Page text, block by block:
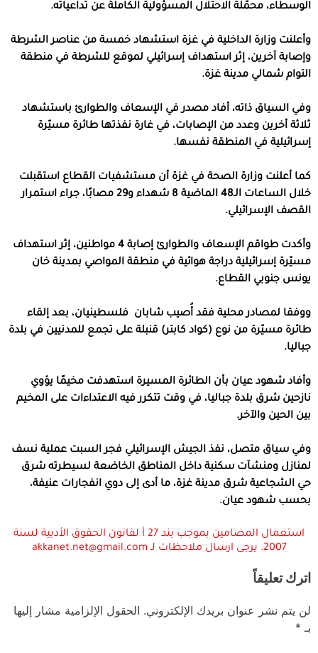
الوسطاء، محمّلة الاحتلال المسؤولية الكاملة عن تداعياته.
وأعلنت وزارة الداخلية في غزة استشهاد خمسة من عناصر الشرطة
وإصابة آخرين، إثر استهداف إسرائيلي لموقع للشرطة في منطقة
التوام شمالي مدينة غزة.
وفي السياق ذاته، أفاد مصدر في الإسعاف والطوارئ باستشهاد
ثلاثة أخرين وعدد من الإصابات، في غارة نفذتها طائرة مسيّرة
إسرائيلية في المنطقة نفسها.
كما أعلنت وزارة الصحة في غزة أن مستشفيات القطاع استقبلت
خلال الساعات الـ48 الماضية 8 شهداء و29 مصابًا، جراء استمرار
القصف الإسرائيلي.
وأكدت طواقم الإسعاف والطوارئ إصابة 4 مواطنين، إثر استهداف
مسيّرة إسرائيلية دراجة هوائية في منطقة المواصي بمدينة خان
يونس جنوبي القطاع.
ووفقا لمصادر محلية فقد أُصيب شابان فلسطينيان، بعد إلقاء
طائرة مسيّرة من نوع (كواد كابتر) قنبلة على تجمع للمدنيين في بلدة
جباليا.
وأفاد شهود عيان بأن الطائرة المسيرة استهدفت مخيمًا يؤوي
نازحين شرق بلدة جباليا، في وقت تتكرر فيه الاعتداءات على المخيم
بين الحين والآخر.
وفي سياق متصل، نفذ الجيش الإسرائيلي فجر السبت عملية نسف
لمنازل ومنشآت سكنية داخل المناطق الخاضعة لسيطرته شرق
حي الشجاعية شرق مدينة غزة، ما أدى إلى دوي انفجارات عنيفة،
بحسب شهود عيان.
استعمال المضامين بموجب بند 27 أ لقانون الحقوق الأدبية لسنة
2007. يرجى ارسال ملاحظات لـ akkanet.net@gmail.com
اترك تعليقاً
لن يتم نشر عنوان بريدك الإلكتروني. الحقول الإلزامية مشار إليها
بـ *